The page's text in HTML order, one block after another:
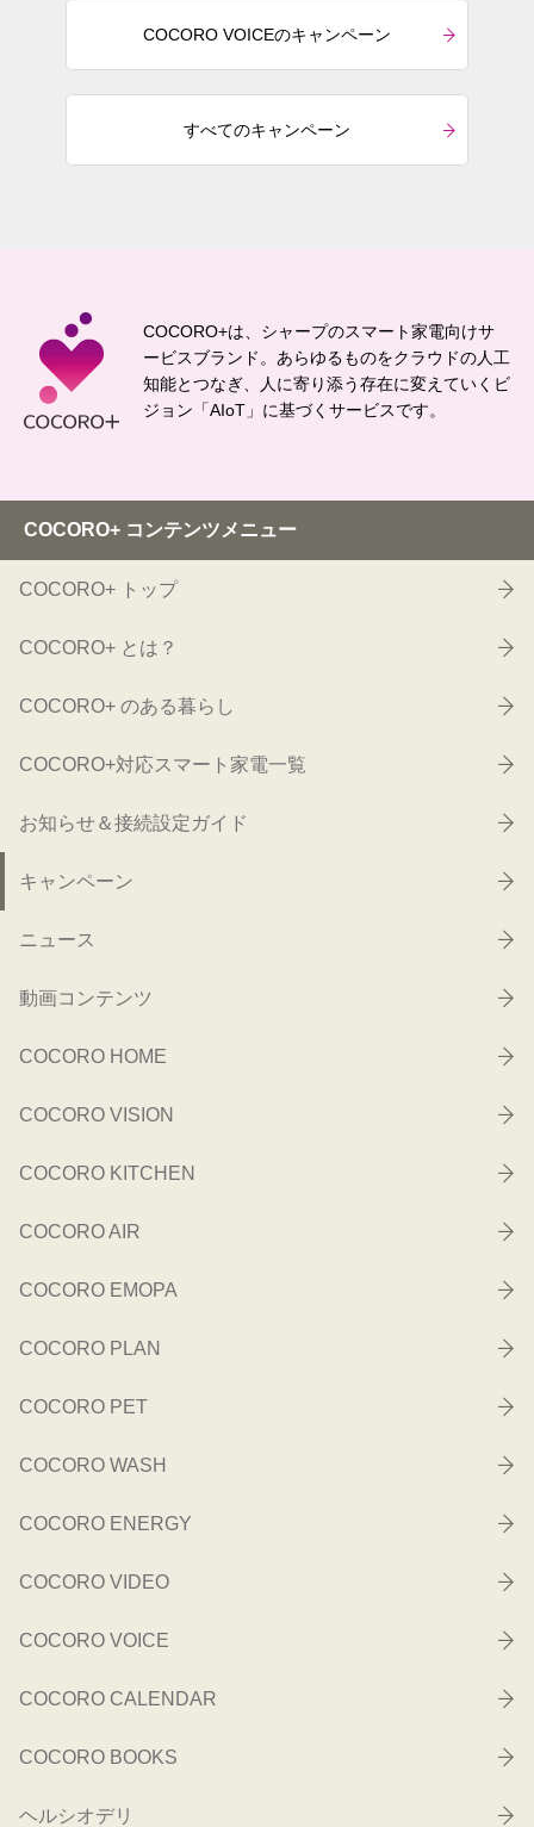
COCORO VOICEのキャンペーン
すべてのキャンペーン
COCORO+は、シャープのスマート家電向けサ
ービスブランド。 あらゆるものをクラウドの人工
知能とつなぎ、
人に寄り添う存在に変えていくビ
ジョン「AIoT」に基づくサービスです。
COCORO+ コンテンツメニュー
COCORO+ トップ
COCORO+ とは？
COCORO+ のある暮らし
COCORO+対応スマート家電一覧
お知らせ＆接続設定ガイド
キャンペーン
ニュース
動画コンテンツ
COCORO HOME
COCORO VISION
COCORO KITCHEN
COCORO AIR
COCORO EMOPA
COCORO PLAN
COCORO PET
COCORO WASH
COCORO ENERGY
COCORO VIDEO
COCORO VOICE
COCORO CALENDAR
COCORO BOOKS
ヘルシオデリ